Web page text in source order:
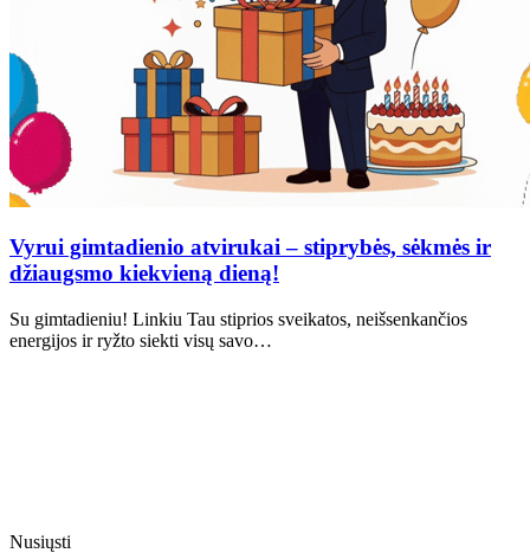
Vyrui gimtadienio atvirukai – stiprybės, sėkmės ir
džiaugsmo kiekvieną dieną!
Su gimtadieniu! Linkiu Tau stiprios sveikatos, neišsenkančios
energijos ir ryžto siekti visų savo…
Nusiųsti